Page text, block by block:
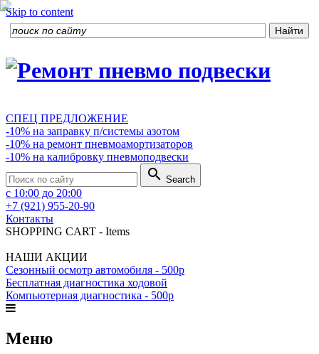
Skip to content
СПЕЦ ПРЕДЛОЖЕНИЕ
-10% на заправку п/системы азотом
-10% на ремонт пневмоамортизаторов
-10% на калибровку пневмоподвески
search Search
с 10:00 до 20:00
+7 (921) 955-20-90
Контакты
SHOPPING CART - Items
НАШИ АКЦИИ
Сезонный осмотр автомобиля - 500р
Бесплатная диагностика ходовой
Компьютерная диагностика - 500р
Меню